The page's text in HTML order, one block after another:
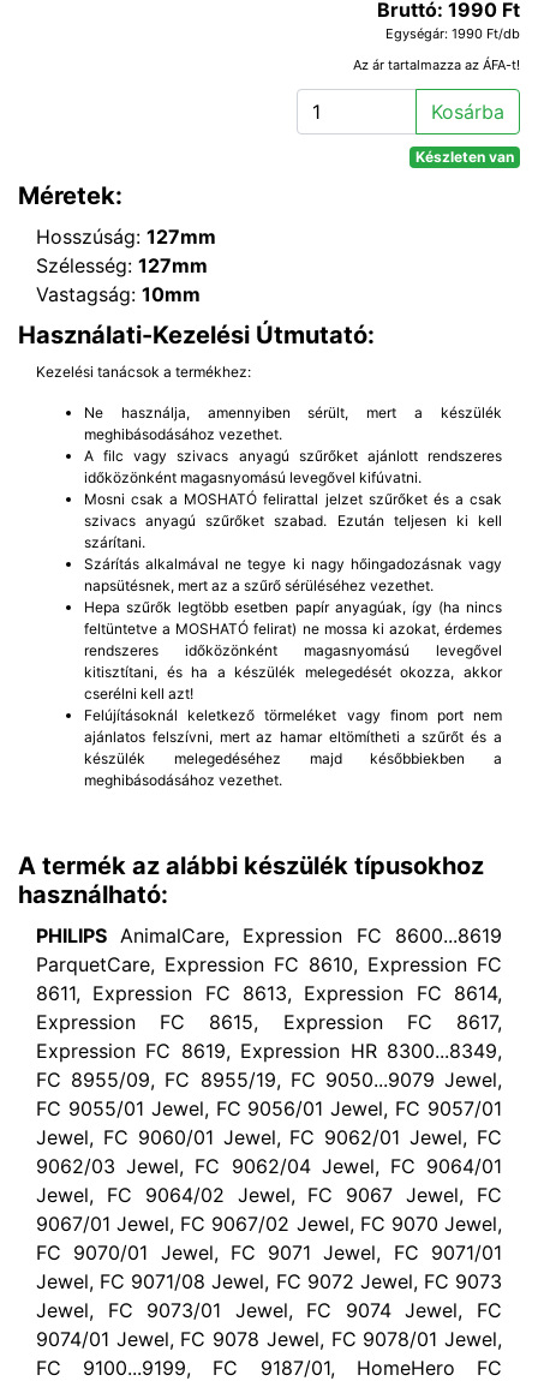
Bruttó: 1990 Ft
Egységár: 1990 Ft/db
Az ár tartalmazza az ÁFA-t!
Kosárba
Készleten van
Méretek:
Hosszúság: 127mm
Szélesség: 127mm
Vastagság: 10mm
Használati-Kezelési Útmutató:
Kezelési tanácsok a termékhez:
Ne használja, amennyiben sérült, mert a készülék
meghibásodásához vezethet.
A filc vagy szivacs anyagú szűrőket ajánlott rendszeres
időközönként magasnyomású levegővel kifúvatni.
Mosni csak a MOSHATÓ felirattal jelzet szűrőket és a csak
szivacs anyagú szűrőket szabad. Ezután teljesen ki kell
szárítani.
Szárítás alkalmával ne tegye ki nagy hőingadozásnak vagy
napsütésnek, mert az a szűrő sérüléséhez vezethet.
Hepa szűrők legtöbb esetben papír anyagúak, így (ha nincs
feltüntetve a MOSHATÓ felirat) ne mossa ki azokat, érdemes
rendszeres időközönként magasnyomású levegővel
kitisztítani, és ha a készülék melegedését okozza, akkor
cserélni kell azt!
Felújításoknál keletkező törmeléket vagy finom port nem
ajánlatos felszívni, mert az hamar eltömítheti a szűrőt és a
készülék melegedéséhez majd későbbiekben a
meghibásodásához vezethet.
A termék az alábbi készülék típusokhoz
használható:
PHILIPS AnimalCare, Expression FC 8600...8619
ParquetCare, Expression FC 8610, Expression FC
8611, Expression FC 8613, Expression FC 8614,
Expression FC 8615, Expression FC 8617,
Expression FC 8619, Expression HR 8300...8349,
FC 8955/09, FC 8955/19, FC 9050...9079 Jewel,
FC 9055/01 Jewel, FC 9056/01 Jewel, FC 9057/01
Jewel, FC 9060/01 Jewel, FC 9062/01 Jewel, FC
9062/03 Jewel, FC 9062/04 Jewel, FC 9064/01
Jewel, FC 9064/02 Jewel, FC 9067 Jewel, FC
9067/01 Jewel, FC 9067/02 Jewel, FC 9070 Jewel,
FC 9070/01 Jewel, FC 9071 Jewel, FC 9071/01
Jewel, FC 9071/08 Jewel, FC 9072 Jewel, FC 9073
Jewel, FC 9073/01 Jewel, FC 9074 Jewel, FC
9074/01 Jewel, FC 9078 Jewel, FC 9078/01 Jewel,
FC 9100...9199, FC 9187/01, HomeHero FC